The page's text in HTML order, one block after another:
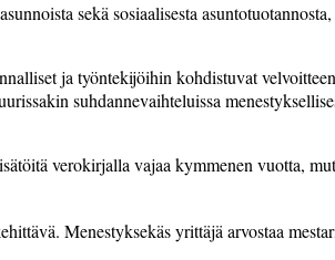
sekä sosiaalisesta
ja työntekijöihin kohdistuvat
suhdannevaihteluissa
verokirjalla vajaa kymmenen vuotta,
Menestyksekäs yrittäjä arvostaa